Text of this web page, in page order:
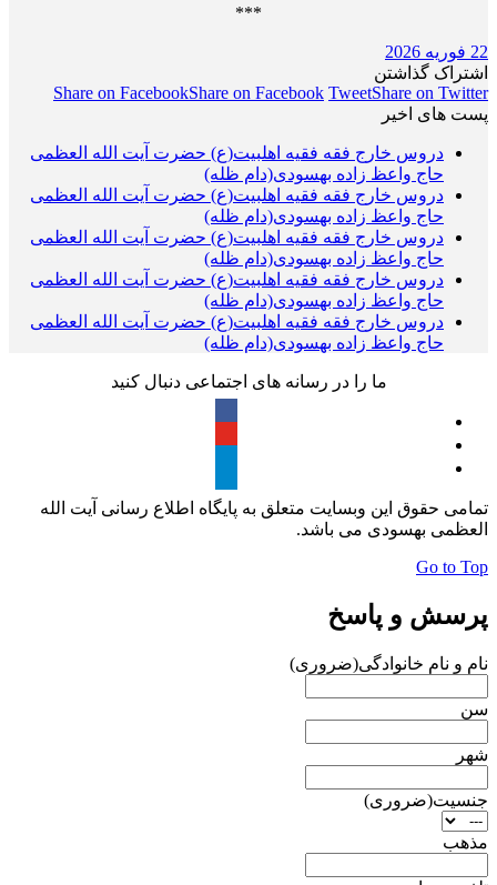
***
22 فوریه 2026
اشتراک گذاشتن
Share on FacebookShare on Facebook TweetShare on Twitter
پست های اخیر
دروس خارج فقه فقیه اهلبیت(ع) حضرت آیت الله العظمی
حاج واعظ زاده بهسودی(دام ظله)
دروس خارج فقه فقیه اهلبیت(ع) حضرت آیت الله العظمی
حاج واعظ زاده بهسودی(دام ظله)
دروس خارج فقه فقیه اهلبیت(ع) حضرت آیت الله العظمی
حاج واعظ زاده بهسودی(دام ظله)
دروس خارج فقه فقیه اهلبیت(ع) حضرت آیت الله العظمی
حاج واعظ زاده بهسودی(دام ظله)
دروس خارج فقه فقیه اهلبیت(ع) حضرت آیت الله العظمی
حاج واعظ زاده بهسودی(دام ظله)
ما را در رسانه های اجتماعی دنبال کنید
تمامی حقوق این وبسایت متعلق به پایگاه اطلاع رسانی آیت الله
العظمی بهسودی می باشد.
Go to Top
پرسش و پاسخ
نام و نام خانوادگی(ضروری)
سن
شهر
جنسیت(ضروری)
مذهب